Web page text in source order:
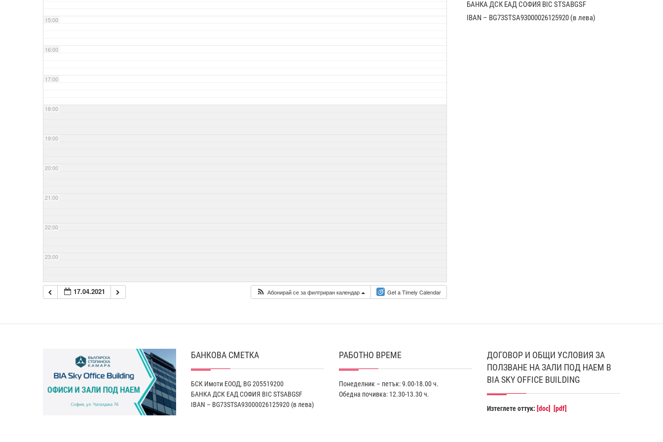
15:00
16:00
17:00
18:00
19:00
20:00
21:00
22:00
23:00
17.04.2021 Абонирай се за филтриран календар Get a Timely Calendar
БАНКА ДСК EАД СОФИЯ BIC STSABGSF
IBAN – BG73STSA93000026125920 (в лева)
БАНКОВА СМЕТКА
БСК Имоти ЕООД, BG 205519200
БАНКА ДСК EАД СОФИЯ BIC STSABGSF
IBAN – BG73STSA93000026125920 (в лева)
РАБОТНО ВРЕМЕ
Понеделник – петък: 9.00-18.00 ч.
Обедна почивка: 12.30-13.30 ч.
ДОГОВОР И ОБЩИ УСЛОВИЯ ЗА
ПОЛЗВАНЕ НА ЗАЛИ ПОД НАЕМ В
BIA SKY OFFICE BUILDING
Изтеглете оттук: [doc] [pdf]